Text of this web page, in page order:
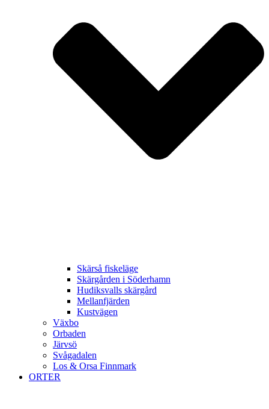
Skärså fiskeläge
Skärgården i Söderhamn
Hudiksvalls skärgård
Mellanfjärden
Kustvägen
Växbo
Orbaden
Järvsö
Svågadalen
Los & Orsa Finnmark
ORTER